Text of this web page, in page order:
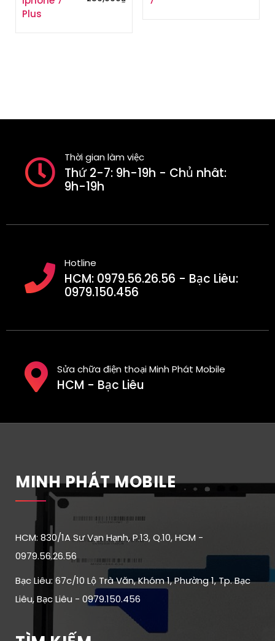
Plus
Thời gian làm việc
Thứ 2-7: 9h-19h - Chủ nhât:
9h-19h
Hotline
HCM: 0979.56.26.56 - Bạc Liêu:
0979.150.456
Sửa chữa điện thoại Minh Phát Mobile
HCM - Bạc Liêu
MINH PHÁT MOBILE
HCM: 830/1A Sư Vạn Hạnh, P.13, Q.10, HCM -
0979.56.26.56
Bạc Liêu: 67c/10 Lộ Trà Văn, Khóm 1, Phường 1, Tp. Bạc
Liêu, Bạc Liêu - 0979.150.456